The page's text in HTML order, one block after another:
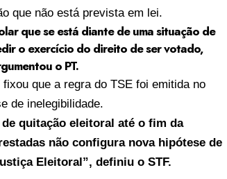
que não está prevista em lei.
que se está diante de uma situação de
o exercício do direito de ser votado,
o PT.
que a regra do TSE foi emitida no
de inelegibilidade.
quitação eleitoral até o fim da
não configura nova hipótese de
Eleitoral”, definiu o STF.